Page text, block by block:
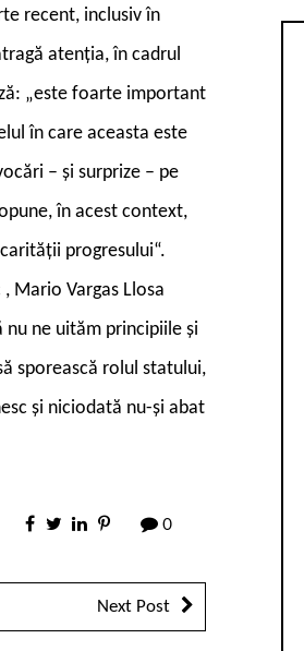
recent, inclusiv în
atenția, în cadrul
„este foarte important
în care aceasta este
– și surprize – pe
în acest context,
progresului“.
Mario Vargas Llosa
ne uităm principiile și
sporească rolul statului,
și niciodată nu-și abat
0
Next Post